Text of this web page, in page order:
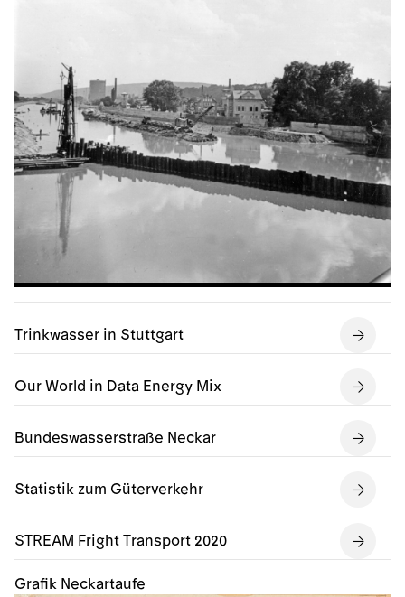
Trinkwasser in Stuttgart
Our World in Data Energy Mix
Bundeswasserstraße Neckar
Statistik zum Güterverkehr
STREAM Fright Transport 2020
Grafik Neckartaufe